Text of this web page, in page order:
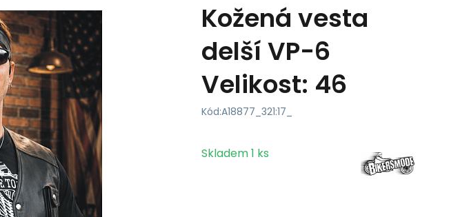
Kožená vesta
delší VP-6
Velikost: 46
Kód:A18877_321:17_
Skladem1 ks